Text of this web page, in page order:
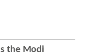
the Modi